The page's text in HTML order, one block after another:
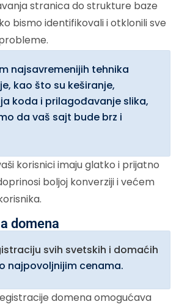
stranica do strukture baze
bismo identifikovali i otklonili sve
najsavremenijih tehnika
kao što su keširanje,
koda i prilagođavanje slika,
da vaš sajt bude brz i
korisnici imaju glatko i prijatno
boljoj konverziji i većem
domena
svih svetskih i domaćih
najpovoljnijim cenama.
domena omogućava